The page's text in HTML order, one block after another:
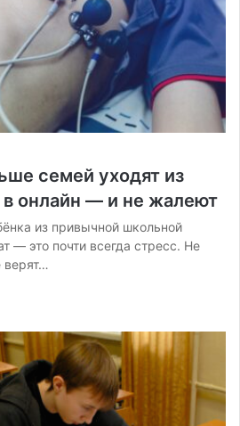
семей уходят из
онлайн — и не жалеют
из привычной школьной
— это почти всегда стресс. Не
верят…